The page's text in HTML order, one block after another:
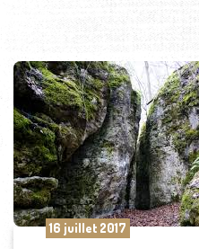
16 juillet 2017